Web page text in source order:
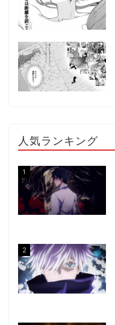
人気ランキング
1
2